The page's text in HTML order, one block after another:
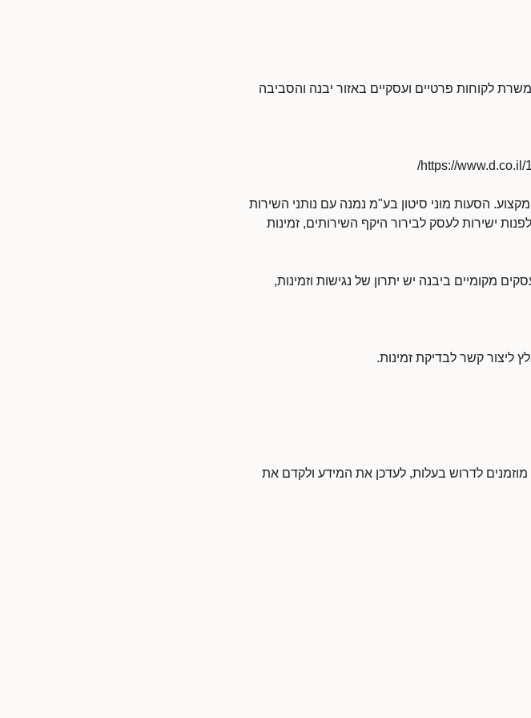
לקוחות פרטיים ועסקיים באזור יבנה והסביבה
הסעות מוני סיטון בע"מ נמנה עם נותני השירות
ישירות לעסק לבירור היקף השירותים, זמינות
מקומיים ביבנה יש יתרון של נגישות וזמינות,
ליצור קשר לבדיקת זמינות.
מוזמנים לדרוש בעלות, לעדכן את המידע ולקדם את